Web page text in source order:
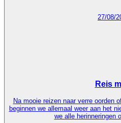
27/08/
Reis
Na mooie reizen naar verre oorden
beginnen we allemaal weer aan het
we alle herinneringen